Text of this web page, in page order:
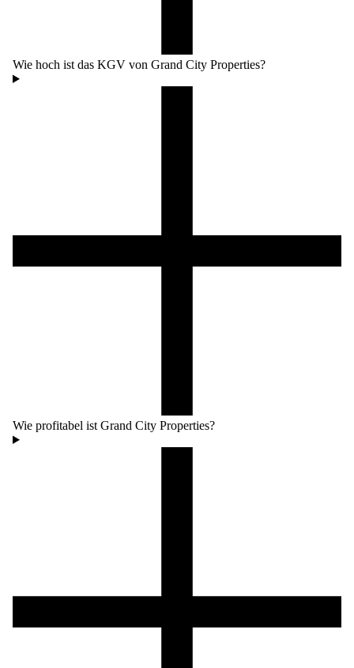
Wie hoch ist das KGV von Grand City Properties?
Wie profitabel ist Grand City Properties?